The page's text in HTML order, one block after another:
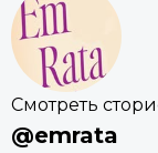
Смотреть
@emrata